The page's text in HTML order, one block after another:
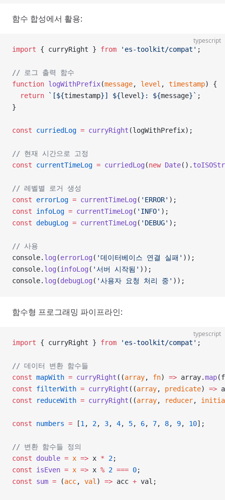
함수 합성에서 활용:
typescript
import { curryRight } from 'es-toolkit/compat' ;
// 로그 출력 함수
function logWithPrefix(message, level , timestamp) {
  return
`[${timestamp}] ${level }: ${message}` ;
}
const curriedLog = curryRight (logWithPrefix);
// 현재 시간으로 고정
const currentTimeLog = curriedLog (new Date().
// 레벨별 로거 생성
const errorLog = currentTimeLog ( 'ERROR' );
const infoLog = currentTimeLog ( 'INFO' );
const debugLog = currentTimeLog ( 'DEBUG' );
// 사용
console. log (errorLog ( '데이터베이스 연결 실패' ));
console. log (infoLog ( '서버 시작됨' ));
console. log (debugLog ( '사용자 요청 처리 중' ));
함수형 프로그래밍 파이프라인:
typescript
import { curryRight } from 'es-toolkit/compat' ;
// 데이터 변환 함수들
const mapWith = curryRight ((array, fn) => array.map
const filterWith = curryRight ((array, predicate) =>
const reduceWith = curryRight ((array, reducer,
const numbers = [1 , 2, 3, 4, 5, 6, 7, 8, 9, 10];
// 변환 함수들 정의
const double = x => x * 2;
const isEven = x => x % 2 === 0;
const sum = (acc, val ) => acc + val;